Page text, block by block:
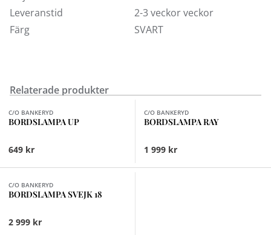
Leveranstid
2-3 veckor veckor
Färg
SVART
Relaterade produkter
Finns i fler val (2)
C/O BANKERYD
BORDSLAMPA UP
649 kr
C/O BANKERYD
BORDSLAMPA RAY
1 999 kr
C/O BANKERYD
BORDSLAMPA SVEJK 18
2 999 kr